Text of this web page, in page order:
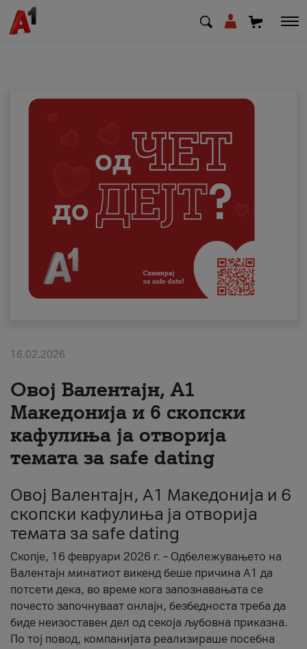
Деловни
Поддршка
Надополни кредит
Плати сметка
#ПодобарОнлајн
16.02.2026
Овој Валентајн, A1
Македонија и 6 скопски
кафулиња ја отворија
темата за safe dating
Овој Валентајн, A1 Македонија и 6
скопски кафулиња ја отворија
темата за safe dating
Скопје, 16 февруари 2026 г. – Одбележувањето на
Валентајн минатиот викенд беше причина А1 да
потсети дека, во време кога запознавањата се
почесто започнуваат онлајн, безбедноста треба да
биде неизоставен дел од секоја љубовна приказна.
По тој повод, компанијата реализираше посебна